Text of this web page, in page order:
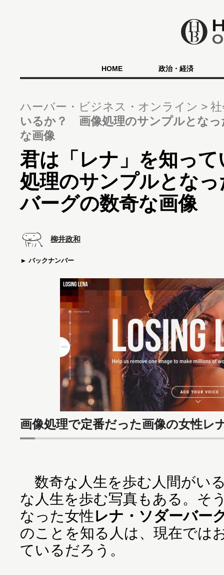
HOME 政治・経済
ハーバー・ビジネス・オンライン
いるか？ 画像処理のサンプルとなっ
な画像
君は「レナ」を知っ
処理のサンプルとな
バーグの数奇な画像
柳井政和
バックナンバー
画像処理で定番だった画像の女性レ
数奇な人生を歩む人間がい
な人生を歩む写真もある。そ
なった女性レナ・ソダーバー
のことを知る人は、現在では
ているだろう。